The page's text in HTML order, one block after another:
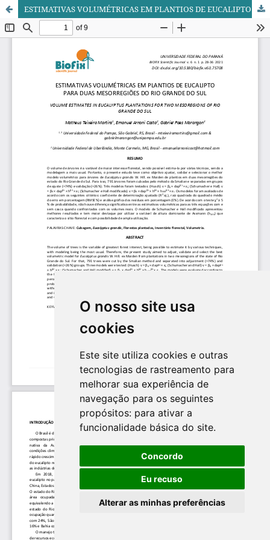
O nosso site usa
cookies
Este site utiliza cookies e outras
tecnologias de rastreamento para
melhorar sua experiência de
navegação para os seguintes
propósitos: para ativar a
funcionalidade básica do site.
Concordo
Eu recuso
Alterar as minhas preferências
ESTIMATIVAS VOLUMÉTRICAS EM PLANTIOS DE EUCALIPTO PARA DUAS MESORREGIÕES DO RIO GRANDE DO SUL